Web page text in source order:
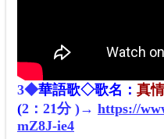
3◆華語歌◇歌名： 真
(2：21分 )→ https://
mZ8J-ie4